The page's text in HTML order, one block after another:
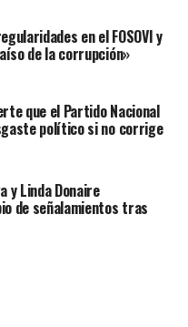
en el FOSOVI y
de la corrupción»
que el Partido Nacional
político si no corrige
y Linda Donaire
de señalamientos tras